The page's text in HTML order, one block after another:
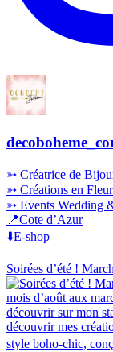
➳ Créatrice de
➳ Créations en
➳ Events Wedding
📍Cote d’Azur
⬇️E-shop
Soirées d’été !